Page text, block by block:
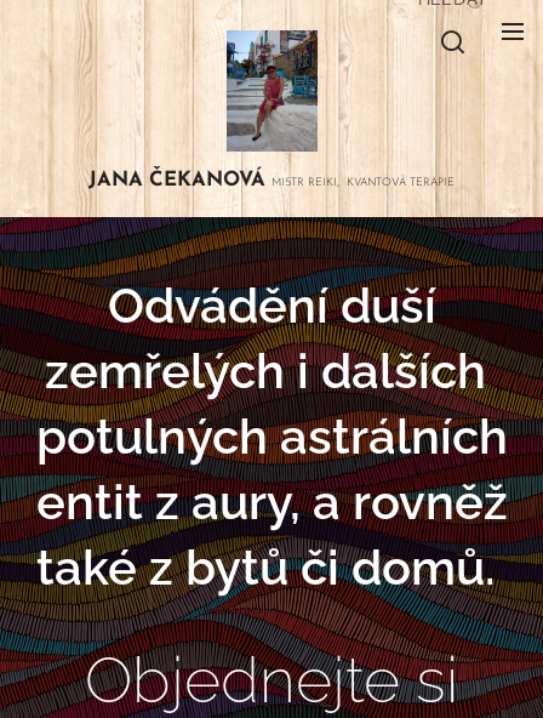
JANA ČEKANOVÁ MISTR REIKI, KVANTOVÁ TERAPIE
Odvádění duší
zemřelých i dalších
potulných astrálních
entit z aury, a rovněž
také z bytů či domů.
Objednejte si